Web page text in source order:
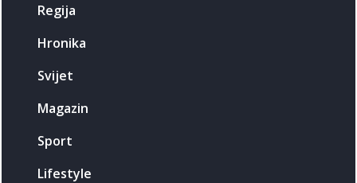
Regija
Hronika
Svijet
Magazin
Sport
Lifestyle